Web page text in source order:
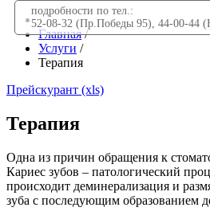
подробности по тел.:
52-08-32 (Пр.Победы 95), 44-00-44
Главная /
Услуги /
Терапия
Прейскурант (xls)
Терапия
Одна из причин обращения к
Кариес зубов – патологический
происходит деминерализация и
зуба с последующим образованием